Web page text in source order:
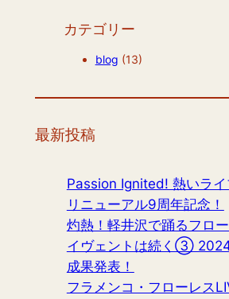
カテゴリー
blog (13)
最新投稿
Passion Ignited! 熱いライ
リニューアル9周年記念！
灼熱！軽井沢で踊るフロ
イヴェントは続く③
成果発表！
フラメンコ・フローレス